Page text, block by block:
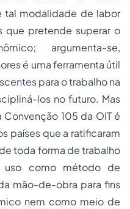
tal modalidade de labor
que pretende superar o
argumenta-se,
é uma ferramenta útil
para o trabalho na
los no futuro. Mas
105 da OIT é
países que a ratificaram
toda forma de trabalho
como método de
mão-de-obra para fins
nem como meio de